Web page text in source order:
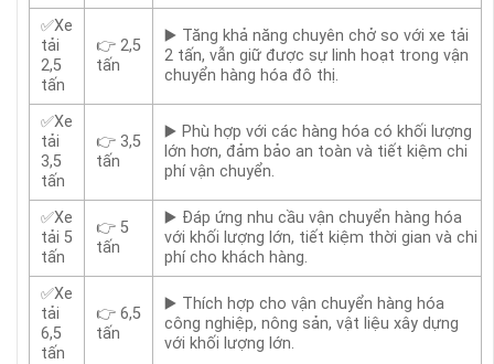
✅Xe
tải
2,5
tấn
👉 2,5
tấn
▶️ Tăng khả năng chuyên chở so với xe tải
2 tấn, vẫn giữ được sự linh hoạt trong vận
chuyển hàng hóa đô thị.
✅Xe
tải
3,5
tấn
👉 3,5
tấn
▶️ Phù hợp với các hàng hóa có khối lượng
lớn hơn, đảm bảo an toàn và tiết kiệm chi
phí vận chuyển.
✅Xe
tải 5
tấn
👉 5
tấn
▶️ Đáp ứng nhu cầu vận chuyển hàng hóa
với khối lượng lớn, tiết kiệm thời gian và chi
phí cho khách hàng.
✅Xe
tải
6,5
tấn
👉 6,5
tấn
▶️ Thích hợp cho vận chuyển hàng hóa
công nghiệp, nông sản, vật liệu xây dựng
với khối lượng lớn.